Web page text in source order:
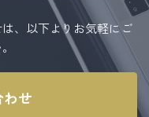
、以下よりお気軽にご
せ